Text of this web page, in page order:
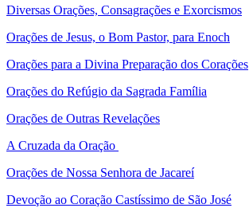
Diversas Orações, Consagrações e Exorcismos
Orações de Jesus, o Bom Pastor, para Enoch
Orações para a Divina Preparação dos Corações
Orações do Refúgio da Sagrada Família
Orações de Outras Revelações
A Cruzada da Oração
Orações de Nossa Senhora de Jacareí
Devoção ao Coração Castíssimo de São José